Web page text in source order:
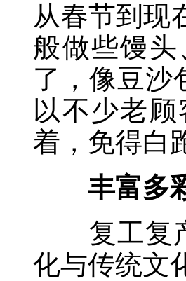
从春节到现
般做些馒
了，像豆沙
以不少老
着，免得白
丰富多彩
复工复产
化与传统文